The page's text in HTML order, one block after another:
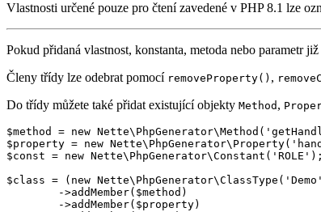
Vlastnosti určené pouze pro čtení zavedené v PHP 8.1 lze
Pokud přidaná vlastnost, konstanta, metoda nebo parametr
Členy třídy lze odebrat pomocí removeProperty() ,
Do třídy můžete také přidat existující objekty Method ,
$method = new
$property = new
$const = new Nette\PhpGenerator\Constant('ROLE');
$class = (new